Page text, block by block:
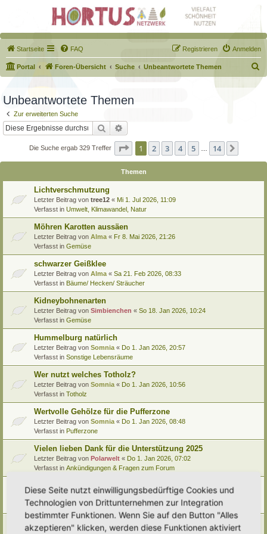
Startseite FAQ Anmelden
Registrieren
Portal Foren-Übersicht Suche Unbeantwortete Themen
u
Unbeantwortete Themen
Zur erweiterten Suche
Suche
Die Suche ergab 329 Treffer Seite 1von 14
1 2 3 4 5 14
Themen
Lichtverschmutzung
Letzter Beitrag von tree12 « Mi 1. Jul 2026, 11:09
Verfasst in Umwelt, Klimawandel, Natur
Möhren Karotten aussäen
Letzter Beitrag von Alma « Fr 8. Mai 2026, 21:26
Verfasst in Gemüse
schwarzer Geißklee
Letzter Beitrag von Alma « Sa 21. Feb 2026, 08:33
Verfasst in Bäume/ Hecken/ Sträucher
Kidneybohnenarten
Letzter Beitrag von Simbienchen « So 18. Jan 2026, 10:24
Verfasst in Gemüse
Hummelburg natürlich
Letzter Beitrag von Somnia « Do 1. Jan 2026, 20:57
Verfasst in Sonstige Lebensräume
Wer nutzt welches Totholz?
Letzter Beitrag von Somnia « Do 1. Jan 2026, 10:56
Verfasst in Totholz
Wertvolle Gehölze für die Pufferzone
Letzter Beitrag von Somnia « Do 1. Jan 2026, 08:48
Verfasst in Pufferzone
Vielen lieben Dank für die Unterstützung 2025
Letzter Beitrag von Polarwelt « Do 1. Jan 2026, 07:02
Verfasst in Ankündigungen & Fragen zum Forum
Pflanzenportrait (9): Quitte
Letzter Beitrag von Ann1981«Mi 24. Dez 2025, 12:15
Verfasst inPflanzenportraits/ Identifikation
Video Empfehlung (nicht nur) für Kinder
Letzter Beitrag vonMiri « Di 23. Dez 2025, 21:56
Diese Seite nutzt einwilligungsbedürftige Cookies und
Technologien von Drittunternehmen zur Integration
bestimmter Funktionen. Wenn Sie auf den Button "Alles
akzeptieren" klicken, werden diese Funktionen aktiviert